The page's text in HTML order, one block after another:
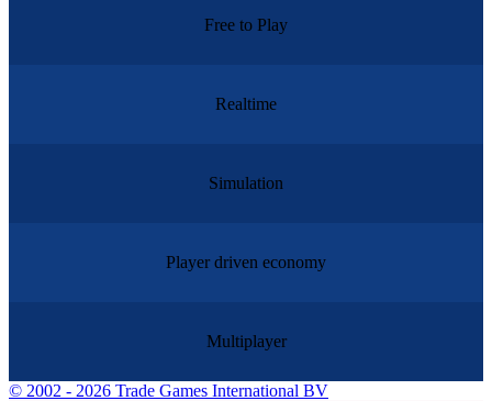
Free to Play
Realtime
Simulation
Player driven economy
Multiplayer
© 2002 - 2026 Trade Games International BV